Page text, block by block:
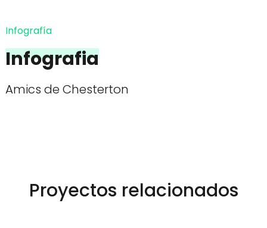
Infografía
Infografia
Amics de Chesterton
Proyectos relacionados